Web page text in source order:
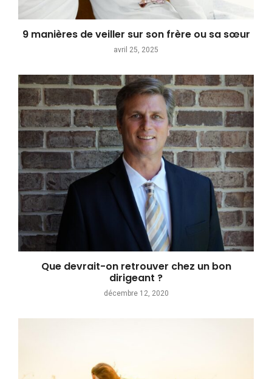
9 manières de veiller sur son frère ou sa sœur
avril 25, 2025
Que devrait-on retrouver chez un bon
dirigeant ?
décembre 12, 2020